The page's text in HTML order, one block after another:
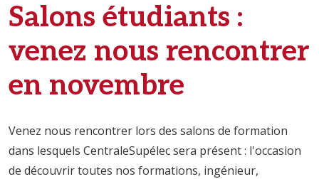
Salons étudiants :
venez nous rencontrer
en novembre
Venez nous rencontrer lors des salons de formation
dans lesquels CentraleSupélec sera présent : l'occasion
de découvrir toutes nos formations, ingénieur,